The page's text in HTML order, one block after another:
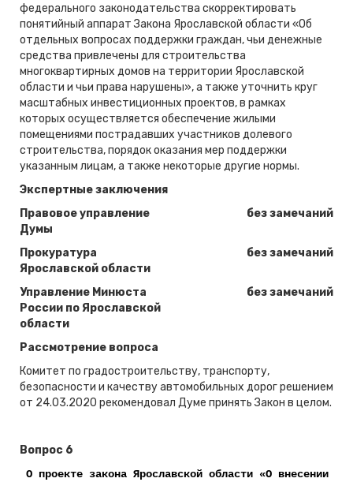
федерального законодательства скорректировать
понятийный аппарат Закона Ярославской области «Об
отдельных вопросах поддержки граждан, чьи денежные
средства привлечены для строительства
многоквартирных домов на территории Ярославской
области и чьи права нарушены», а также уточнить круг
масштабных инвестиционных проектов, в рамках
которых осуществляется обеспечение жилыми
помещениями пострадавших участников долевого
строительства, порядок оказания мер поддержки
указанным лицам, а также некоторые другие нормы.
Экспертные заключения
Правовое управление
Думы
без замечаний
Прокуратура
Ярославской области
без замечаний
Управление Минюста
России по Ярославской
области
без замечаний
Рассмотрение вопроса
Комитет по градостроительству, транспорту,
безопасности и качеству автомобильных дорог решением
от 24.03.2020 рекомендовал Думе принять Закон в целом.
Вопрос 6
О проекте закона Ярославской области «О внесении